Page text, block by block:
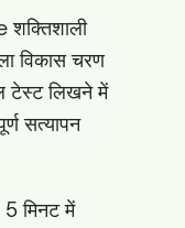
विकास चरण
टेस्ट लिखने में
सत्यापन
मिनट में